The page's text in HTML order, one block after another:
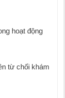
hoạt động
từ chối khám